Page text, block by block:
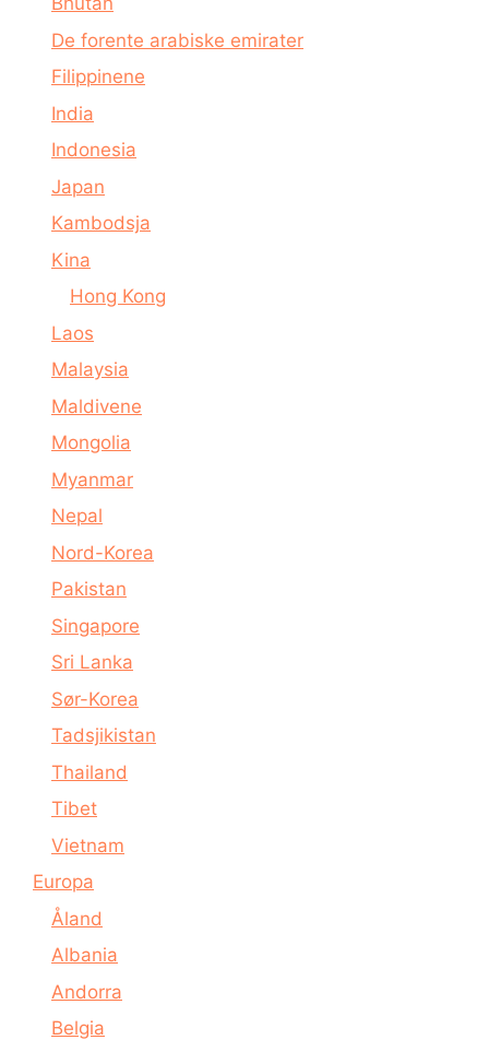
De forente arabiske emirater
Filippinene
India
Indonesia
Japan
Kambodsja
Kina
Hong Kong
Laos
Malaysia
Maldivene
Mongolia
Myanmar
Nepal
Nord-Korea
Pakistan
Singapore
Sri Lanka
Sør-Korea
Tadsjikistan
Thailand
Tibet
Vietnam
Europa
Åland
Albania
Andorra
Belgia